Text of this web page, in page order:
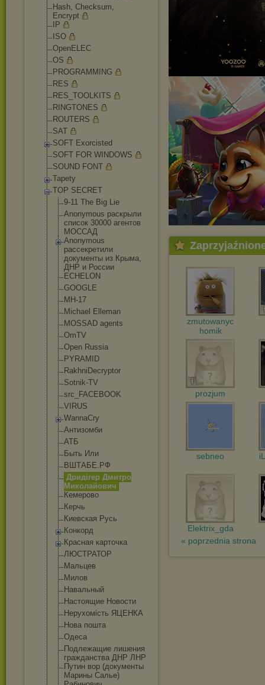
Hash, Checksum,
Encrypt
IP
ISO
OpenELEC
OS
PROGRAMMING
RES
RES_TOOLKITS
RINGTONES
ROUTERS
SAT
SOFT Exorcisted
SOFT FOR WINDOWS
SOUND FONT
Tapety
TOP SECRET
9-11 The Big Lie
Anonymous раскрыли
список 30000 агентов
МОССАД
Anonymous
рассекретили
документы из Крыма,
ДНР и России
ECHELON
GOOGLE
MH-17
Michael Elleman
MOSSAD agents
OmTV
Open Russia
PYRAMID
RakhniDecryptor
Sotnik-TV
src_FACEBOOK
VIRUS
WannaCry
Антизомби
АТБ
Быть Или
ВШТАБЕ.РФ
Дридігер Дмитро
Миколайович
Кемерово
Керчь
Киевская Русь
Конкорд
Красная карточка
ЛЮСТРАТОР
Мальцев
Милов
Навальный
Настоящие Новости
Нерухомість ЯЦЕНКА
Нова пошта
Одеса
Подлежащие лишения
гражданства ДНР ЛНР
Путин вор (документы
Марины Салье)
zmutowanyc
homik
prozjum
sebneo
Elektrix_gda
« poprzednia strona